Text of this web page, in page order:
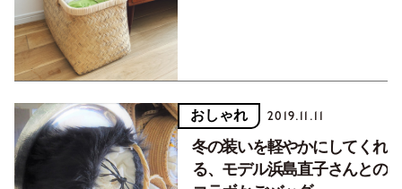
おしゃれ 2019.11.11
冬の装いを軽やかにしてくれ
る、モデル浜島直子さんとの